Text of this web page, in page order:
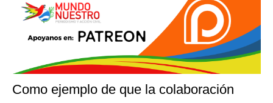
Como ejemplo de que la colaboración